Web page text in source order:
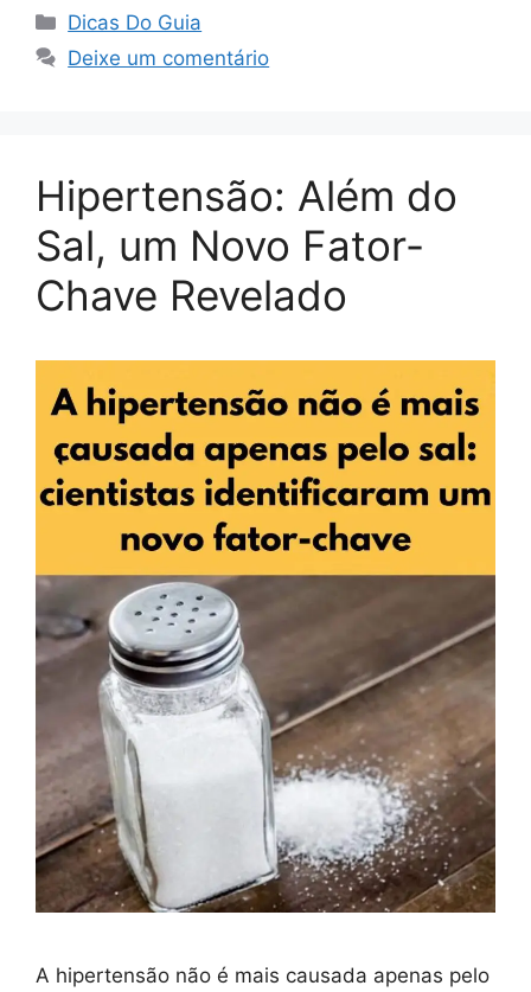
Categorias
Dicas Do Guia
Deixe um comentário
Hipertensão: Além do
Sal, um Novo Fator-
Chave Revelado
A hipertensão não é mais causada apenas pelo